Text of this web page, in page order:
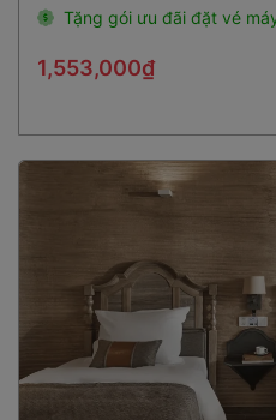
Tặng gói ưu đãi đặt vé
1,553,000₫